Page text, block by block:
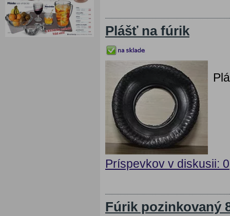
Plášť na fúrik
Príspevkov v diskusii: 0
Fúrik pozinkovaný